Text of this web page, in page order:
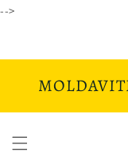
-->directamente